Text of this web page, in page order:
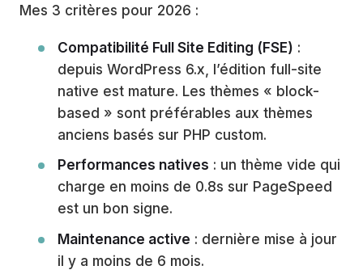
Mes 3 critères pour 2026 :
Compatibilité Full Site Editing (FSE) :
depuis WordPress 6.x, l’édition full-site
native est mature. Les thèmes « block-
based » sont préférables aux thèmes
anciens basés sur PHP custom.
Performances natives : un thème vide qui
charge en moins de 0.8s sur PageSpeed
est un bon signe.
Maintenance active : dernière mise à jour
il y a moins de 6 mois.